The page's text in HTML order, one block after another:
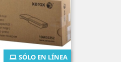
SÓLO EN LÍNEA